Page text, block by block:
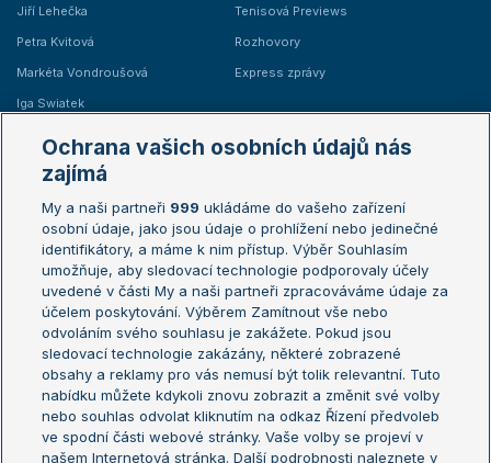
Jiří Lehečka
Petra Kvitová
Markéta Vondroušová
Iga Swiatek
Tenisová Previews
Rozhovory
Express zprávy
Žebříčky
Žebříček ATP (muži)
Žebříček WTA (ženy)
Sázkařský žebříček
Australian Open
French Open
Wimbledon
US Open
Turnaj mistrů
Turnaj mistryň
Aktualní trendy
Fotbalové přestupy
Ochrana vašich osobních údajů nás
zajímá
My a naši partneři 999 ukládáme do vašeho zařízení
osobní údaje, jako jsou údaje o prohlížení nebo jedinečné
identifikátory, a máme k nim přístup. Výběr Souhlasím
umožňuje, aby sledovací technologie podporovaly účely
uvedené v části My a naši partneři zpracováváme údaje za
účelem poskytování. Výběrem Zamítnout vše nebo
odvoláním svého souhlasu je zakážete. Pokud jsou
sledovací technologie zakázány, některé zobrazené
obsahy a reklamy pro vás nemusí být tolik relevantní. Tuto
nabídku můžete kdykoli znovu zobrazit a změnit své volby
nebo souhlas odvolat kliknutím na odkaz Řízení předvoleb
ve spodní části webové stránky. Vaše volby se projeví v
našem Internetová stránka. Další podrobnosti naleznete v